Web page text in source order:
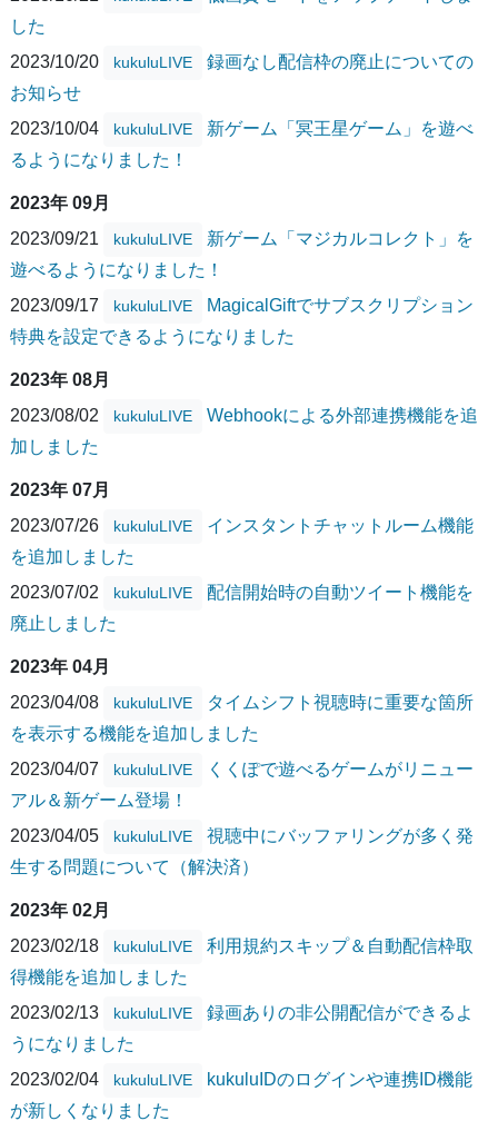
した
2023/10/20
kukuluLIVE
録画なし配信枠の廃止についての
お知らせ
2023/10/04
kukuluLIVE
新ゲーム「冥王星ゲーム」を遊べ
るようになりました！
2023年 09月
2023/09/21
kukuluLIVE
新ゲーム「マジカルコレクト」を
遊べるようになりました！
2023/09/17
kukuluLIVE
MagicalGiftでサブスクリプション
特典を設定できるようになりました
2023年 08月
2023/08/02
kukuluLIVE
Webhookによる外部連携機能を追
加しました
2023年 07月
2023/07/26
kukuluLIVE
インスタントチャットルーム機能
を追加しました
2023/07/02
kukuluLIVE
配信開始時の自動ツイート機能を
廃止しました
2023年 04月
2023/04/08
kukuluLIVE
タイムシフト視聴時に重要な箇所
を表示する機能を追加しました
2023/04/07
kukuluLIVE
くくぽで遊べるゲームがリニュー
アル＆新ゲーム登場！
2023/04/05
kukuluLIVE
視聴中にバッファリングが多く発
生する問題について（解決済）
2023年 02月
2023/02/18
kukuluLIVE
利用規約スキップ＆自動配信枠取
得機能を追加しました
2023/02/13
kukuluLIVE
録画ありの非公開配信ができるよ
うになりました
2023/02/04
kukuluLIVE
kukuluIDのログインや連携ID機能
が新しくなりました